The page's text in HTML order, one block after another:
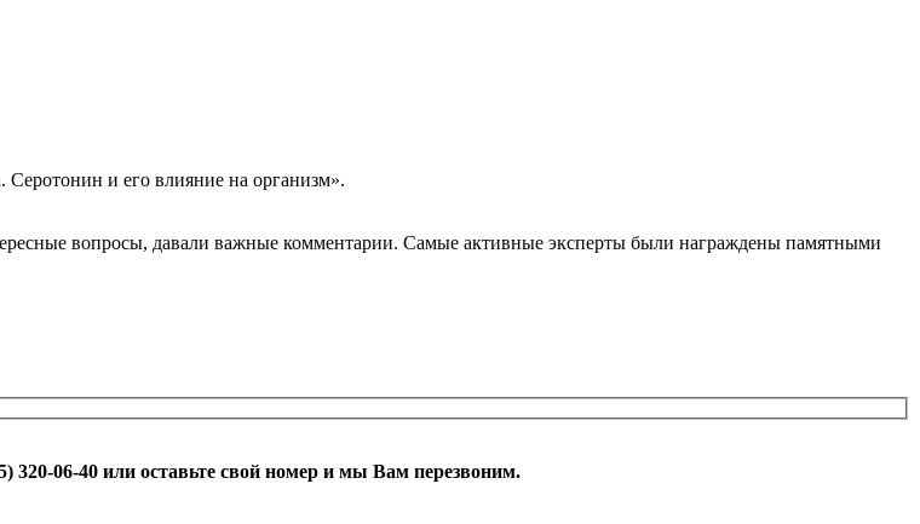
Серотонин и его влияние на организм».
вопросы, давали важные комментарии. Самые активные эксперты были награждены памятными
320-06-40 или оставьте свой номер и мы Вам перезвоним.